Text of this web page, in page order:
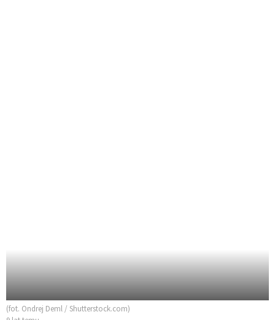
(fot. Ondrej Deml / Shutterstock.com)